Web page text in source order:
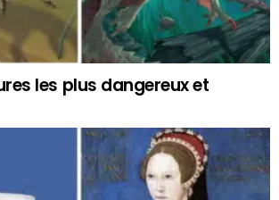
les plus dangereux et